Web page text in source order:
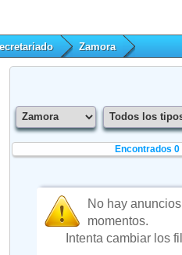
Zamora
Encontrados 0
No hay
momentos.
Intenta cambiar los